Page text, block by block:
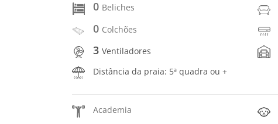
0 Beliches
0 Colchões
3Ventiladores
Distância da praia: 5ª quadra ou +
Academia